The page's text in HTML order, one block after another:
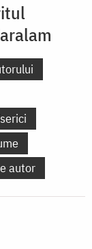
autor